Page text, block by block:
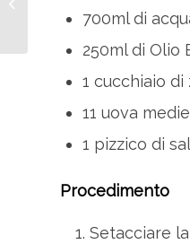
700ml di
250ml di Olio
1 cucchiaio di
11 uova medie
1 pizzico di
Procedimento
Setacciare
e rinforzati